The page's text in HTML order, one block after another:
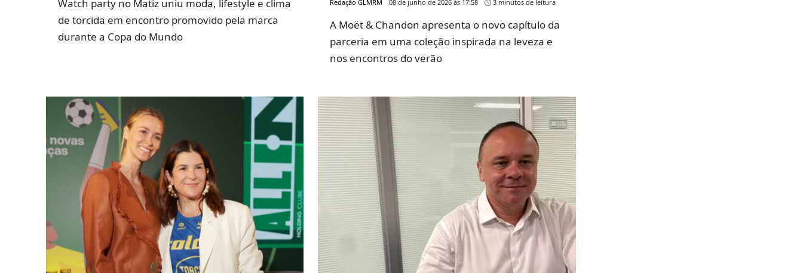
Watch party no Matiz uniu moda, lifestyle e clima
de torcida em encontro promovido pela marca
durante a Copa do Mundo
Redação GLMRM 08 de junho de 2026 às 17:58 3 minutos de leitura
A Moët & Chandon apresenta o novo capítulo da
parceria em uma coleção inspirada na leveza e
nos encontros do verão